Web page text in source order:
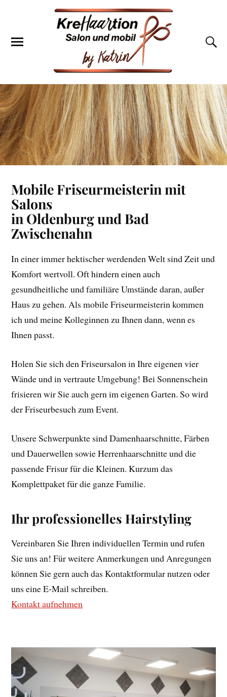
Mobile Friseurmeisterin mit
Salons
in Oldenburg und Bad
Zwischenahn
In einer immer hektischer werdenden Welt sind Zeit und
Komfort wertvoll. Oft hindern einen auch
gesundheitliche und familiäre Umstände daran, außer
Haus zu gehen. Als mobile Friseurmeisterin kommen
ich und meine Kolleginnen zu Ihnen dann, wenn es
Ihnen passt.
Holen Sie sich den Friseursalon in Ihre eigenen vier
Wände und in vertraute Umgebung! Bei Sonnenschein
frisieren wir Sie auch gern im eigenen Garten. So wird
der Friseurbesuch zum Event.
Unsere Schwerpunkte sind Damenhaarschnitte, Färben
und Dauerwellen sowie Herrenhaarschnitte und die
passende Frisur für die Kleinen. Kurzum das
Komplettpaket für die ganze Familie.
Ihr professionelles Hairstyling
Vereinbaren Sie Ihren individuellen Termin und rufen
Sie uns an! Für weitere Anmerkungen und Anregungen
können Sie gern auch das Kontaktformular nutzen oder
uns eine E-Mail schreiben.
Kontakt aufnehmen